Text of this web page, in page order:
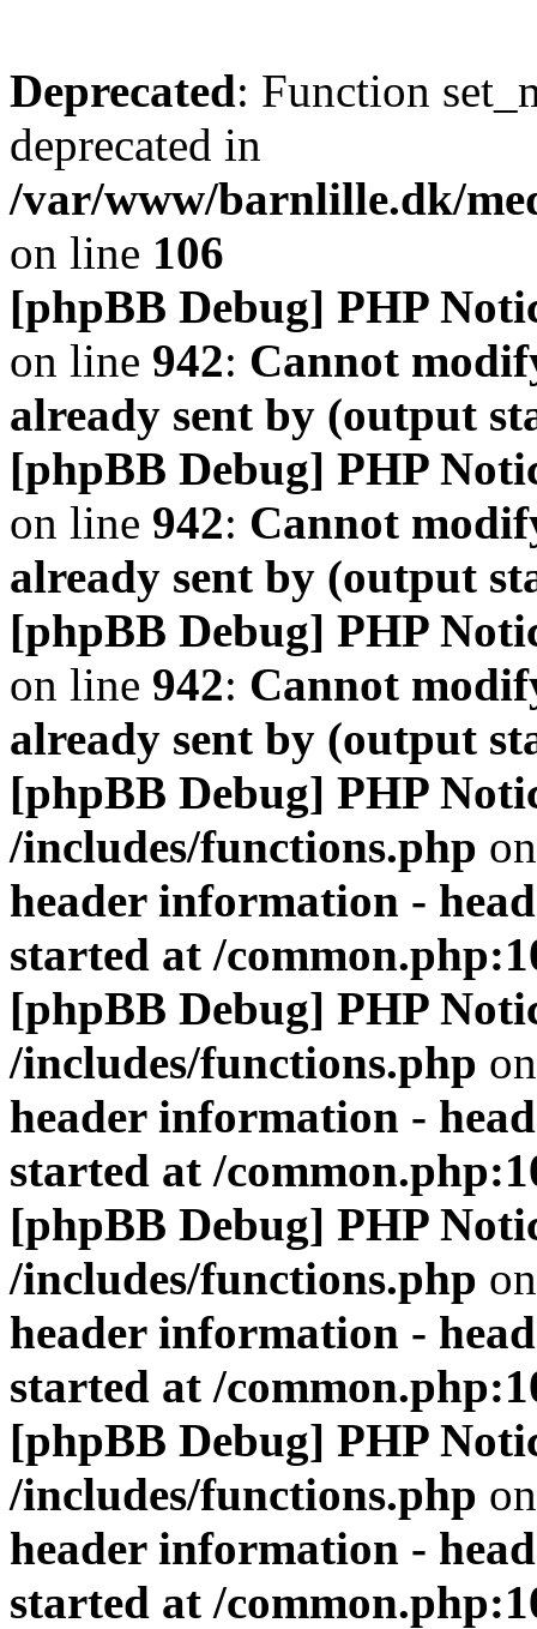
Deprecated: Function
deprecated in
/var/www/barnlille.dk/
on line 106
[phpBB Debug] PHP
on line 942: Cannot
already sent by (output
[phpBB Debug] PHP
on line 942: Cannot
already sent by (output
[phpBB Debug] PHP
on line 942: Cannot
already sent by (output
[phpBB Debug] PHP
/includes/functions.php
header information -
started at /
[phpBB Debug] PHP
/includes/functions.php
header information -
started at /
[phpBB Debug] PHP
/includes/functions.php
header information -
started at /
[phpBB Debug] PHP
/includes/functions.php
header information -
started at /